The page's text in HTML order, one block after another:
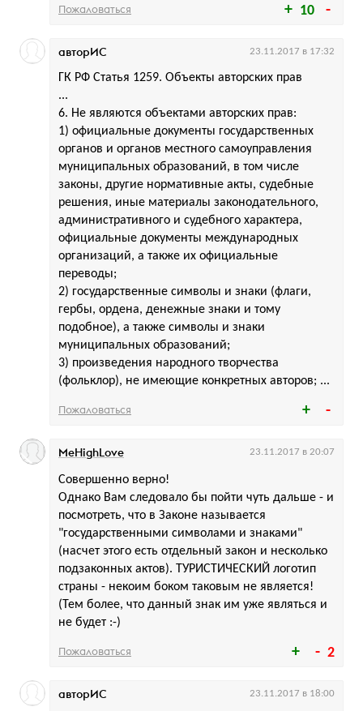
10
Пожаловаться
ГК РФ Статья 1259. Объекты авторских прав
...
6. Не являются объектами авторских прав:
1) официальные документы государственных
органов и органов местного самоуправления
муниципальных образований, в том числе
законы, другие нормативные акты, судебные
решения, иные материалы законодательного,
административного и судебного характера,
официальные документы международных
организаций, а также их официальные
переводы;
2) государственные символы и знаки (флаги,
гербы, ордена, денежные знаки и тому
подобное), а также символы и знаки
муниципальных образований;
3) произведения народного творчества
(фольклор), не имеющие конкретных авторов; ...
авторИС 23.11.2017 в 17:32
Пожаловаться
2
Совершенно верно!
Однако Вам следовало бы пойти чуть дальше - и
посмотреть, что в Законе называется
"государственными символами и знаками"
(насчет этого есть отдельный закон и несколько
подзаконных актов). ТУРИСТИЧЕСКИЙ логотип
страны - некоим боком таковым не является!
(Тем более, что данный знак им уже являться и
не будет :-)
MeHighLove 23.11.2017 в 20:07
Пожаловаться
авторИС 23.11.2017 в 18:00